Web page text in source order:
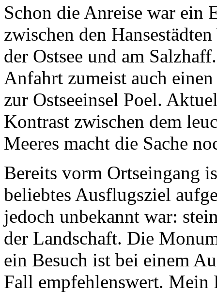
Schon die Anreise war ein
zwischen den
der Ostsee und am
Anfahrt zumeist auch
zur Ostseeinsel Poel.
Kontrast zwischen dem
Meeres macht die Sache
Bereits vorm Ortseingang
beliebtes Ausflugsziel
jedoch unbekannt war:
der Landschaft. Die
ein Besuch ist bei einem
Fall empfehlenswert.